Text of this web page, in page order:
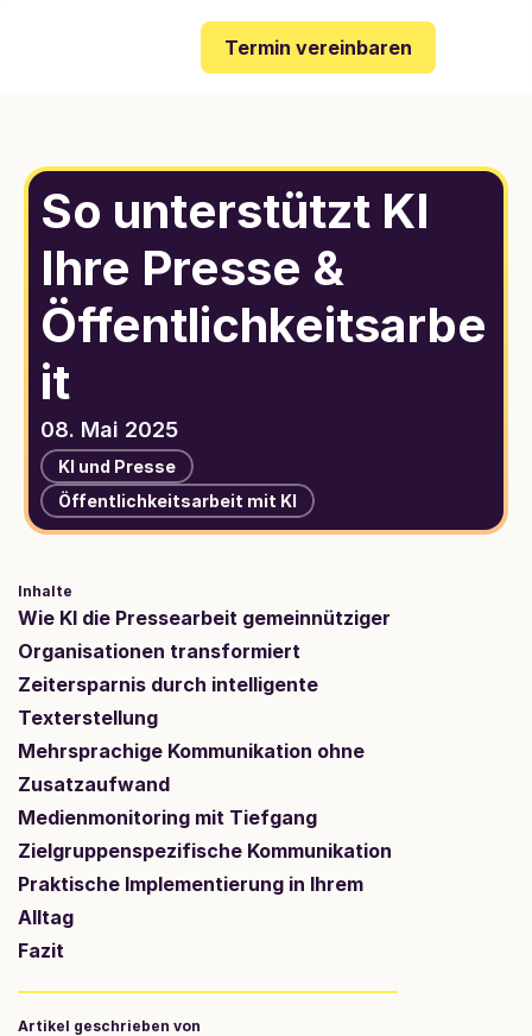
So unterstützt KI
Ihre Presse &
Öffentlichkeitsarbe
it
08. Mai 2025
KI und Presse
Öffentlichkeitsarbeit mit KI
Inhalte
Wie KI die Pressearbeit gemeinnütziger
Organisationen transformiert
Zeitersparnis durch intelligente
Texterstellung
Mehrsprachige Kommunikation ohne
Zusatzaufwand
Medienmonitoring mit Tiefgang
Zielgruppenspezifische Kommunikation
Praktische Implementierung in Ihrem
Alltag
Fazit
Artikel geschrieben von
Termin vereinbaren